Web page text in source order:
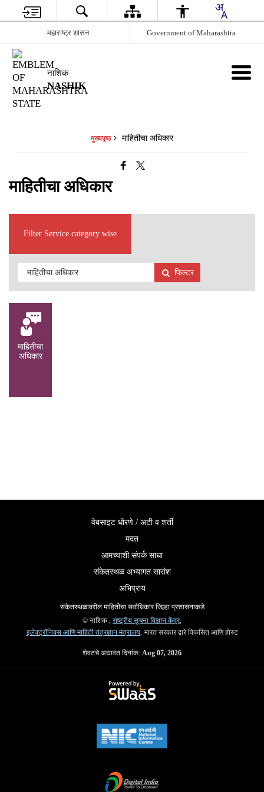
महाराष्ट्र शासन Government of Maharashtra
नाशिक
NASHIK
मुख्यपृष्ठ माहितीचा अधिकार
माहितीचा अधिकार
Filter Service category wise
फिल्टर
माहितीचा
अधिकार
वेबसाइट धोरणे / अटी व शर्ती
मदत
आमच्याशी संपर्क साधा
संकेतस्थळ अभ्यागत सारांश
अभिप्राय
संकेतस्थळावरील माहितीचा सर्वाधिकार जिल्हा प्रशासनाकडे
© नाशिक , राष्ट्रीय सूचना विज्ञान केंद्र,
इलेक्ट्रॉनिक्स आणि माहिती तंत्रज्ञान मंत्रालय, भारत सरकार द्वारे विकसित आणि होस्ट
शेवटचे अद्यावत दिनांक: Aug 07, 2026